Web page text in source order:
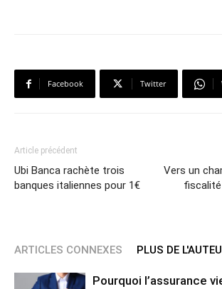
Facebook Twitter
Article précédent
Ubi Banca rachète trois
banques italiennes pour 1€
Vers un
ARTICLES CONNEXES PLUS DE
Pourquoi l’assurance